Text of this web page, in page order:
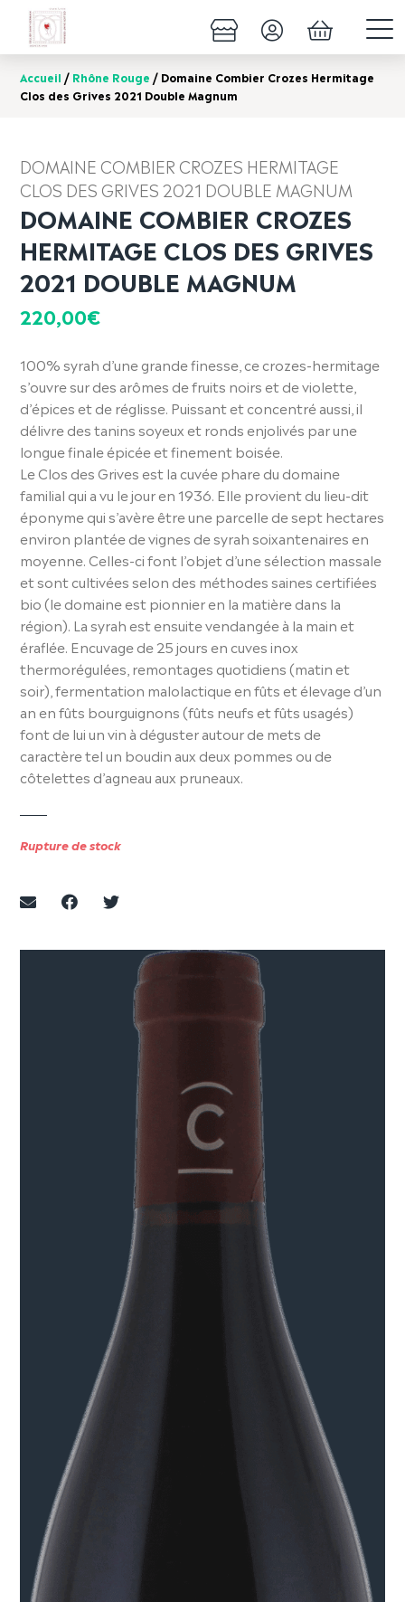
Accueil / Rhône Rouge / Domaine Combier Crozes Hermitage
Clos des Grives 2021 Double Magnum
DOMAINE COMBIER CROZES HERMITAGE
CLOS DES GRIVES 2021 DOUBLE MAGNUM
DOMAINE COMBIER CROZES
HERMITAGE CLOS DES GRIVES
2021 DOUBLE MAGNUM
220,00€
100% syrah d’une grande finesse, ce crozes-hermitage
s’ouvre sur des arômes de fruits noirs et de violette,
d’épices et de réglisse. Puissant et concentré aussi, il
délivre des tanins soyeux et ronds enjolivés par une
longue finale épicée et finement boisée.
Le Clos des Grives est la cuvée phare du domaine
familial qui a vu le jour en 1936. Elle provient du lieu-dit
éponyme qui s’avère être une parcelle de sept hectares
environ plantée de vignes de syrah soixantenaires en
moyenne. Celles-ci font l’objet d’une sélection massale
et sont cultivées selon des méthodes saines certifiées
bio (le domaine est pionnier en la matière dans la
région). La syrah est ensuite vendangée à la main et
éraflée. Encuvage de 25 jours en cuves inox
thermorégulées, remontages quotidiens (matin et
soir), fermentation malolactique en fûts et élevage d’un
an en fûts bourguignons (fûts neufs et fûts usagés)
font de lui un vin à déguster autour de mets de
caractère tel un boudin aux deux pommes ou de
côtelettes d’agneau aux pruneaux.
Rupture de stock